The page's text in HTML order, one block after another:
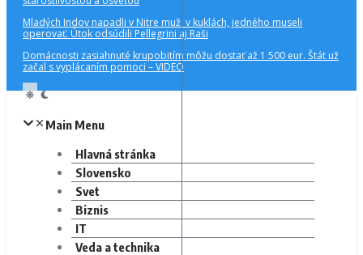
Mladých Indov napadli v Nitre muži v kuklách, jedného museli
operovať. Útok odsúdili Pellegrini aj Raši
Domácnosti zasiahnuté krupobitím môžu dostať až 1 500 eur. Štát už
začal s vyplácaním pomoci – VIDEO
Main Menu
Hlavná stránka
Slovensko
Svet
Biznis
IT
Veda a technika